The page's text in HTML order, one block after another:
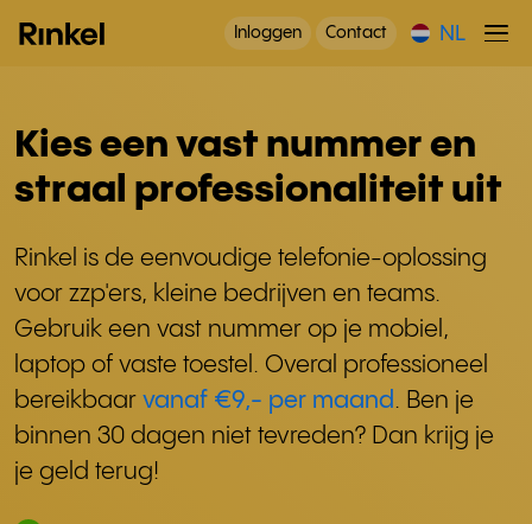
Inloggen Contact NL
Kies een vast nummer en
straal professionaliteit uit
Rinkel is de eenvoudige telefonie-oplossing
voor zzp'ers, kleine bedrijven en teams.
Gebruik een vast nummer op je mobiel,
laptop of vaste toestel. Overal professioneel
bereikbaar vanaf €9,- per maand. Ben je
binnen 30 dagen niet tevreden? Dan krijg je
je geld terug!